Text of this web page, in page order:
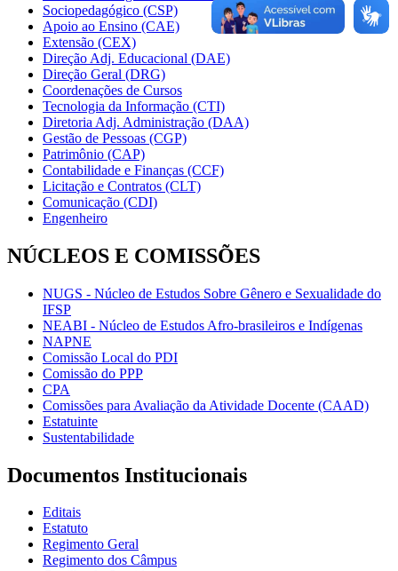
Sociopedagógico (CSP)
Apoio ao Ensino (CAE)
Extensão (CEX)
Direção Adj. Educacional (DAE)
Direção Geral (DRG)
Coordenações de Cursos
Tecnologia da Informação (CTI)
Diretoria Adj. Administração (DAA)
Gestão de Pessoas (CGP)
Patrimônio (CAP)
Contabilidade e Finanças (CCF)
Licitação e Contratos (CLT)
Comunicação (CDI)
Engenheiro
NÚCLEOS E COMISSÕES
NUGS - Núcleo de Estudos Sobre Gênero e Sexualidade do
IFSP
NEABI - Núcleo de Estudos Afro-brasileiros e Indígenas
NAPNE
Comissão Local do PDI
Comissão do PPP
CPA
Comissões para Avaliação da Atividade Docente (CAAD)
Estatuinte
Sustentabilidade
Documentos Institucionais
Editais
Estatuto
Regimento Geral
Regimento dos Câmpus